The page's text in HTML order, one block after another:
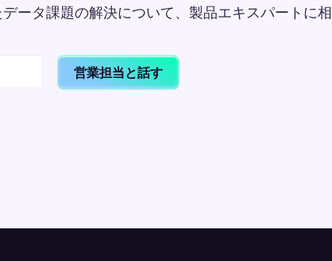
ータ課題の解決について、製品エキスパートに
営業担当と話す